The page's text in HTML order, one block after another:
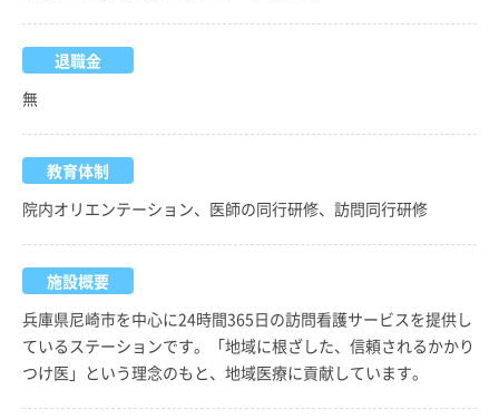
退職金
無
教育体制
院内オリエンテーション、医師の同行研修、訪問同行研修
施設概要
兵庫県尼崎市を中心に24時間365日の訪問看護サービスを提供し
ているステーションです。「地域に根ざした、信頼されるかかり
つけ医」という理念のもと、地域医療に貢献しています。